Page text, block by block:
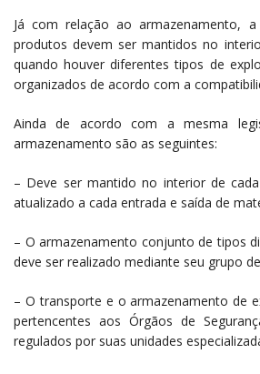
Já com relação ao armazenamento,
produtos devem ser mantidos no
quando houver diferentes tipos de
organizados de acordo com a
Ainda de acordo com a mesma
armazenamento são as seguintes:
– Deve ser mantido no interior de
atualizado a cada entrada e saída de
– O armazenamento conjunto de tipos
deve ser realizado mediante seu grupo
– O transporte e o armazenamento de
pertencentes aos Órgãos de
regulados por suas unidades